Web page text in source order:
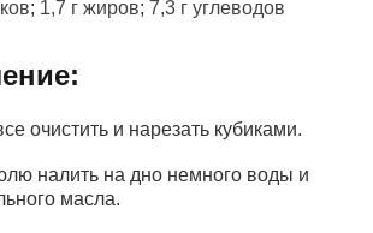
; 1,7 г жиров; 7,3 г углеводов
очистить и нарезать кубиками.
налить на дно немного воды и
масла.